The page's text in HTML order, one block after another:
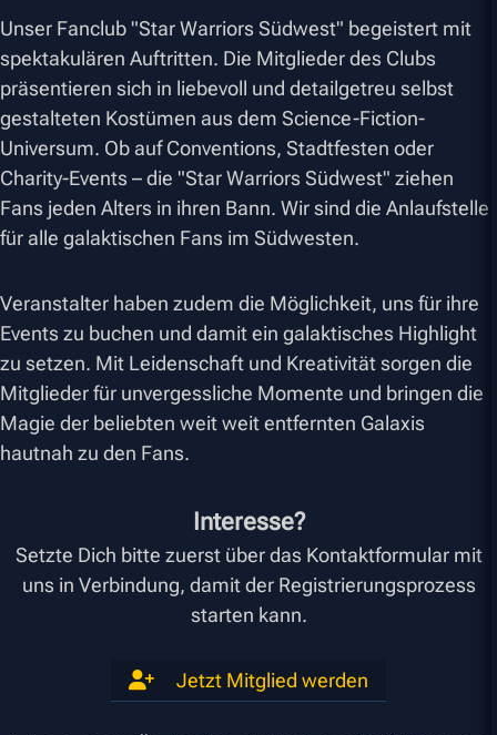
Unser Fanclub "Star Warriors Südwest" begeistert mit
spektakulären Auftritten. Die Mitglieder des Clubs
präsentieren sich in liebevoll und detailgetreu selbst
gestalteten Kostümen aus dem Science-Fiction-
Universum. Ob auf Conventions, Stadtfesten oder
Charity-Events – die "Star Warriors Südwest" ziehen
Fans jeden Alters in ihren Bann. Wir sind die Anlaufstelle
für alle galaktischen Fans im Südwesten.
Veranstalter haben zudem die Möglichkeit, uns für ihre
Events zu buchen und damit ein galaktisches Highlight
zu setzen. Mit Leidenschaft und Kreativität sorgen die
Mitglieder für unvergessliche Momente und bringen die
Magie der beliebten weit weit entfernten Galaxis
hautnah zu den Fans.
Interesse?
Setzte Dich bitte zuerst über das Kontaktformular mit
uns in Verbindung, damit der Registrierungsprozess
starten kann.
Jetzt Mitglied werden